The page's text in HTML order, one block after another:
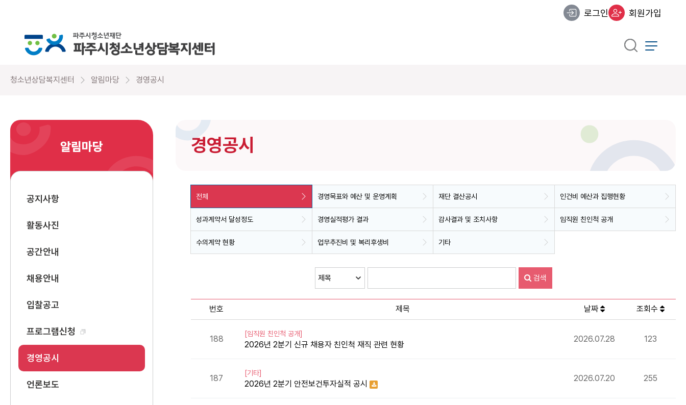
로그인 회원가입
청소년상담복지센터 알림마당 경영공시
알림마당
공지사항
활동사진
공간안내
채용안내
입찰공고
프로그램신청
경영공시
언론보도
경영공시
전체 경영목표와 예산 및 운영계획 재단 결산공시 인건비 예산과 집행현황
성과계약서 달성정도 경영실적평가 결과 감사결과 및 조치사항 임직원 친인척 공개
수의계약 현황 업무추진비 및 복리후생비 기타
검색
번호 제목 날짜 조회수
188
[임직원 친인척 공개]
2026년 2분기 신규 채용자 친인척 재직 관련 현황
2026.07.28 123
187
[기타]
2026년 2분기 안전보건투자실적 공시
2026.07.20 255